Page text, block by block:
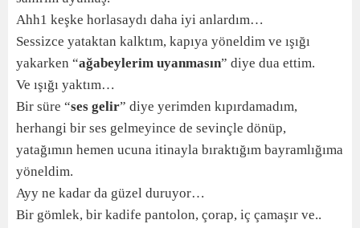
Ahh1 keşke horlasaydı daha iyi anlardım…
Sessizce yataktan kalktım, kapıya yöneldim ve ışığı
yakarken “ağabeylerim uyanmasın” diye dua ettim.
Ve ışığı yaktım…
Bir süre “ses gelir” diye yerimden kıpırdamadım,
herhangi bir ses gelmeyince de sevinçle dönüp,
yatağımın hemen ucuna itinayla bıraktığım bayramlığıma
yöneldim.
Ayy ne kadar da güzel duruyor…
Bir gömlek, bir kadife pantolon, çorap, iç çamaşır ve..